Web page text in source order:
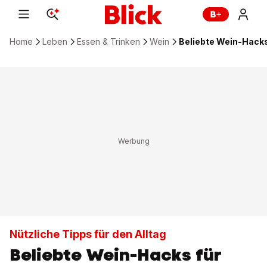
Home Leben Essen & Trinken Wein Beliebte Wein-
Nützliche Tipps für den Alltag
Beliebte Wein-Hacks für